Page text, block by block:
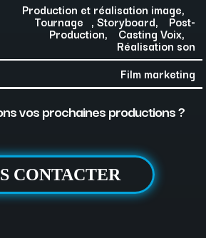
Production et réalisation image,
Tournage , Storyboard, Post-
Production, Casting Voix,
Réalisation son
Film marketing
vos prochaines productions ?
CONTACTER